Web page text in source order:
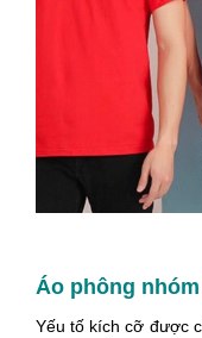
Áo phông
Yếu tố kích cỡ được